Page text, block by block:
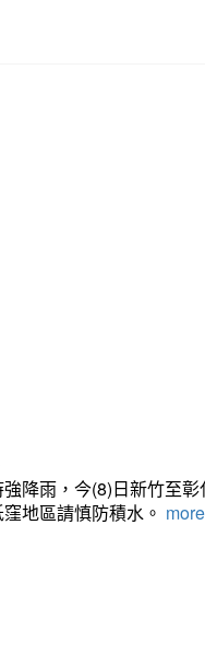
降雨，今(8)日新竹至
地區請慎防積水。